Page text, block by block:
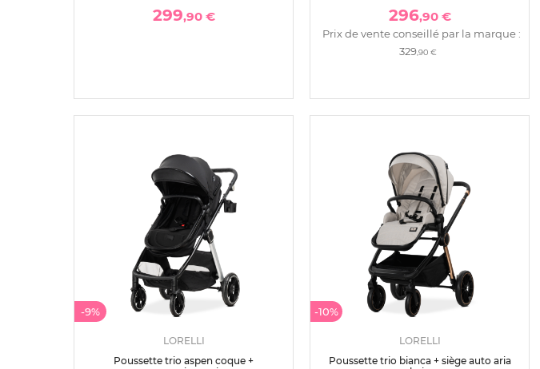
299,90 € 296,90 €
Prix de vente conseillé par la marque :
329,90 €
-9%
LORELLI
Poussette trio aspen coque +
-10%
LORELLI
Poussette trio bianca + siège auto aria